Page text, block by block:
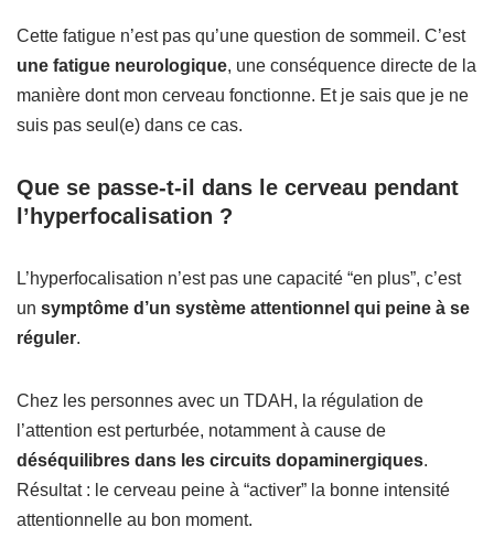
Cette fatigue n’est pas qu’une question de sommeil. C’est
une fatigue neurologique, une conséquence directe de la
manière dont mon cerveau fonctionne. Et je sais que je ne
suis pas seul(e) dans ce cas.
Que se passe-t-il dans le cerveau pendant
l’hyperfocalisation ?
L’hyperfocalisation n’est pas une capacité “en plus”, c’est
un symptôme d’un système attentionnel qui peine à se
réguler.
Chez les personnes avec un TDAH, la régulation de
l’attention est perturbée, notamment à cause de
déséquilibres dans les circuits dopaminergiques.
Résultat : le cerveau peine à “activer” la bonne intensité
attentionnelle au bon moment.